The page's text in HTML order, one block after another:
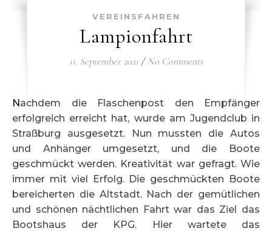
VEREINSFAHREN
Lampionfahrt
11. September 2021 / No Comments
Nachdem die Flaschenpost den Empfänger
erfolgreich erreicht hat, wurde am Jugendclub in
Straßburg ausgesetzt. Nun mussten die Autos
und Anhänger umgesetzt, und die Boote
geschmückt werden. Kreativität war gefragt. Wie
immer mit viel Erfolg. Die geschmückten Boote
bereicherten die Altstadt. Nach der gemütlichen
und schönen nächtlichen Fahrt war das Ziel das
Bootshaus der KPG. Hier wartete das